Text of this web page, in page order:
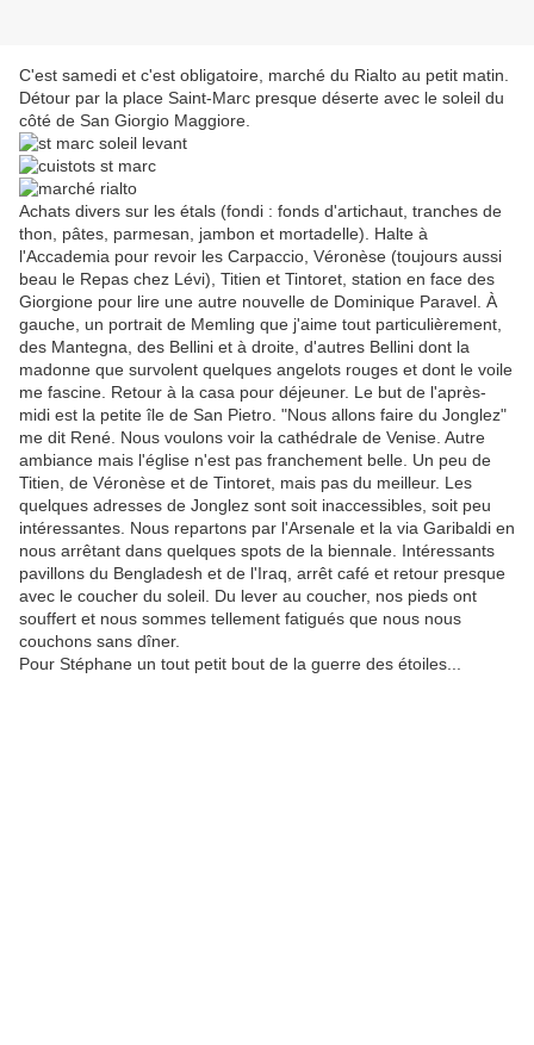
C'est samedi et c'est obligatoire, marché du Rialto au petit matin.
Détour par la place Saint-Marc presque déserte avec le soleil du
côté de San Giorgio Maggiore.
Achats divers sur les étals (fondi : fonds d'artichaut, tranches de
thon, pâtes, parmesan, jambon et mortadelle). Halte à
l'Accademia pour revoir les Carpaccio, Véronèse (toujours aussi
beau le Repas chez Lévi), Titien et Tintoret, station en face des
Giorgione pour lire une autre nouvelle de Dominique Paravel. À
gauche, un portrait de Memling que j'aime tout particulièrement,
des Mantegna, des Bellini et à droite, d'autres Bellini dont la
madonne que survolent quelques angelots rouges et dont le voile
me fascine. Retour à la casa pour déjeuner. Le but de l'après-
midi est la petite île de San Pietro. "Nous allons faire du Jonglez"
me dit René. Nous voulons voir la cathédrale de Venise. Autre
ambiance mais l'église n'est pas franchement belle. Un peu de
Titien, de Véronèse et de Tintoret, mais pas du meilleur. Les
quelques adresses de Jonglez sont soit inaccessibles, soit peu
intéressantes. Nous repartons par l'Arsenale et la via Garibaldi en
nous arrêtant dans quelques spots de la biennale. Intéressants
pavillons du Bengladesh et de l'Iraq, arrêt café et retour presque
avec le coucher du soleil. Du lever au coucher, nos pieds ont
souffert et nous sommes tellement fatigués que nous nous
couchons sans dîner.
Pour Stéphane un tout petit bout de la guerre des étoiles...